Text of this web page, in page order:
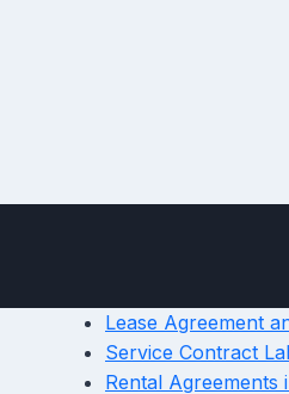
Lease Agreement
Service Contract
Rental Agreements